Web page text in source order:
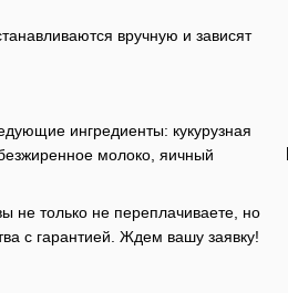
вручную и зависят
ингредиенты: кукурузная
молоко, яичный
не только не переплачиваете, но
с гарантией. Ждем вашу заявку!